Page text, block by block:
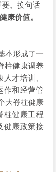
要。换句话
康价值。
本形成了一
柱健康调养
才培训、
作和经营管
大脊柱健康
柱健康工程
健康政策接